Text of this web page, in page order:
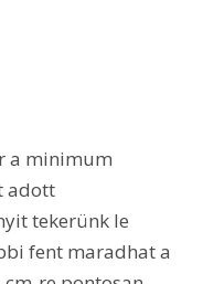
a minimum
adott
tekerünk le
fent maradhat a